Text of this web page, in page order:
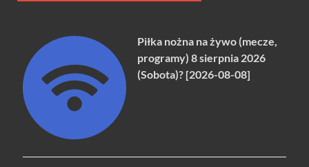
Piłka nożna na żywo (mecze,
programy) 8 sierpnia 2026
(Sobota)? [2026-08-08]